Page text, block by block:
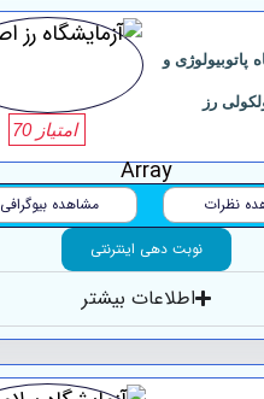
پاتوبیولوژی و
رز
امتیاز 70
Array
نظرات
مشاهده بیوگرافی
نوبت دهی اینترنتی
اطلاعات بیشتر